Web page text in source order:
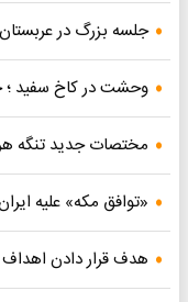
جلسه بزرگ در
وحشت در کاخ سفید ؛
مختصات جدید تنگه
«توافق مکه» علیه
هدف قرار دادن